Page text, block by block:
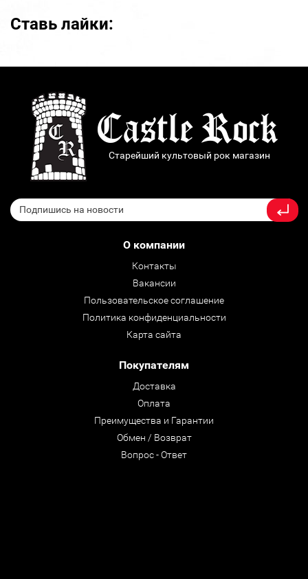
Ставь лайки:
Старейший культовый рок магазин
О компании
Контакты
Вакансии
Пользовательское соглашение
Политика конфиденциальности
Карта сайта
Покупателям
Доставка
Оплата
Преимущества и Гарантии
Обмен / Возврат
Вопрос - Ответ